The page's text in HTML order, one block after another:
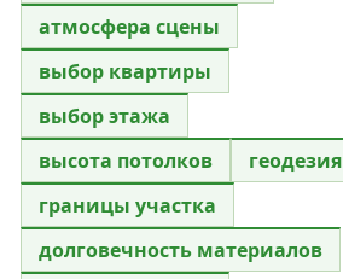
атмосфера сцены
выбор квартиры
выбор этажа
высота потолков
геодезия
границы участка
долговечность материалов